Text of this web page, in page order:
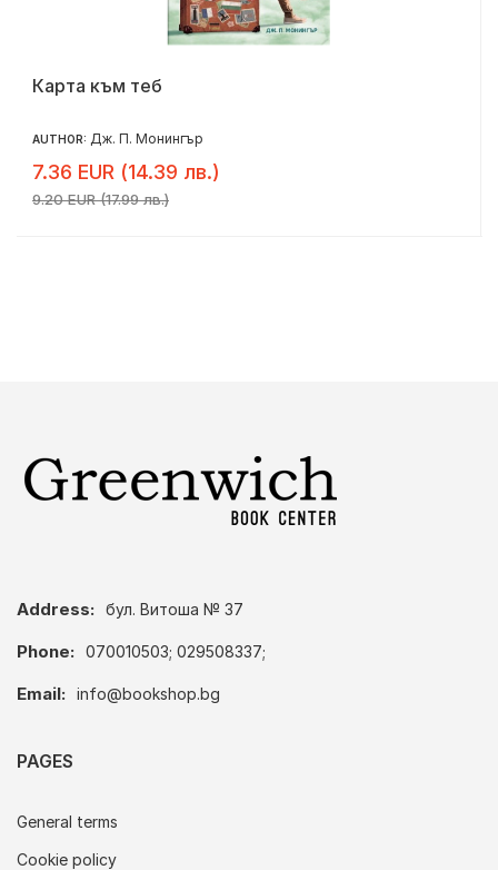
Карта към теб
AUTHOR: Дж. П. Монингър
7.36 EUR (14.39 лв.)
9.20 EUR (17.99 лв.)
Address: бул. Витоша № 37
Phone: 070010503; 029508337;
Email: info@bookshop.bg
PAGES
General terms
Cookie policy